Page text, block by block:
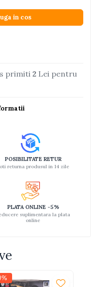
in cos
primiti 2 Lei pentru
POSIBILITATE RETUR
returna produsul in 14 zile
PLATA ONLINE -5%
suplimentara la plata
online